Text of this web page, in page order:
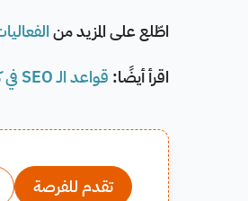
اطّلع على المزيد من
اقرأ أيضًا: قواعد الـ SEO في كتابة المحتوى: أهم 5 أمور يجب التركيز عليها
تقدم للفرصة